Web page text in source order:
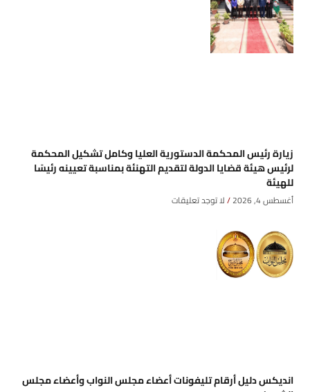
زيارة رئيس المحكمة الدستورية العليا وكامل تشكيل المحكمة
لرئيس هيئة قضايا الدولة لتقديم التهنئة بمناسبة تعيينه رئيسًا
للهيئة
أغسطس 4, 2026 لا توجد تعليقات
انديكس دليل أرقام تليفونات أعضاء مجلس النواب وأعضاء مجلس